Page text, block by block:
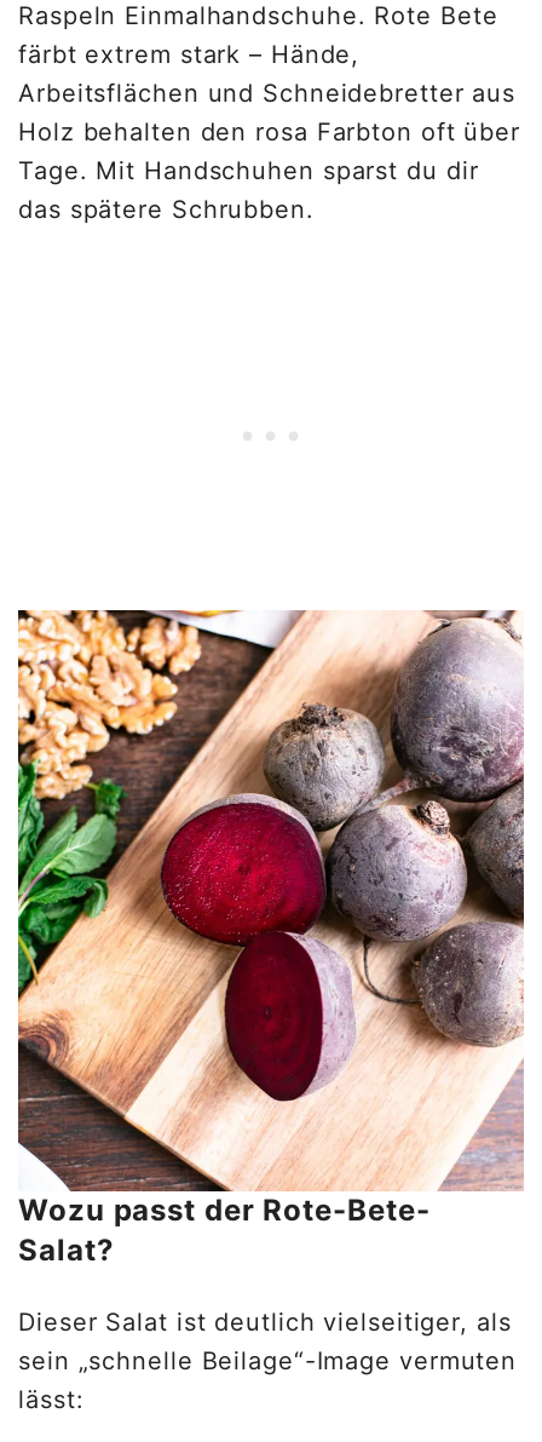
Raspeln Einmalhandschuhe. Rote Bete
färbt extrem stark – Hände,
Arbeitsflächen und Schneidebretter aus
Holz behalten den rosa Farbton oft über
Tage. Mit Handschuhen sparst du dir
das spätere Schrubben.
Wozu passt der Rote-Bete-
Salat?
Dieser Salat ist deutlich vielseitiger, als
sein „schnelle Beilage“-Image vermuten
lässt: